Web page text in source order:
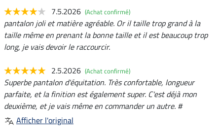
7.5.2026 (Achat confirmé)
pantalon joli et matière agréable. Or il taille trop grand à la
taille même en prenant la bonne taille et il est beaucoup trop
long, je vais devoir le raccourcir.
2.5.2026 (Achat confirmé)
Superbe pantalon d'équitation. Très confortable, longueur
parfaite, et la finition est également super. C'est déjà mon
deuxième, et je vais même en commander un autre. #
Afficher l'original